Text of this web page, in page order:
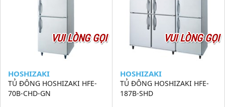
VUI LÒNG GỌI
HOSHIZAKI
TỦ ĐÔNG HOSHIZAKI HFE-
70B-CHD-GN
VUI LÒNG GỌI
HOSHIZAKI
TỦ ĐÔNG HOSHIZAKI HFE-
187B-SHD